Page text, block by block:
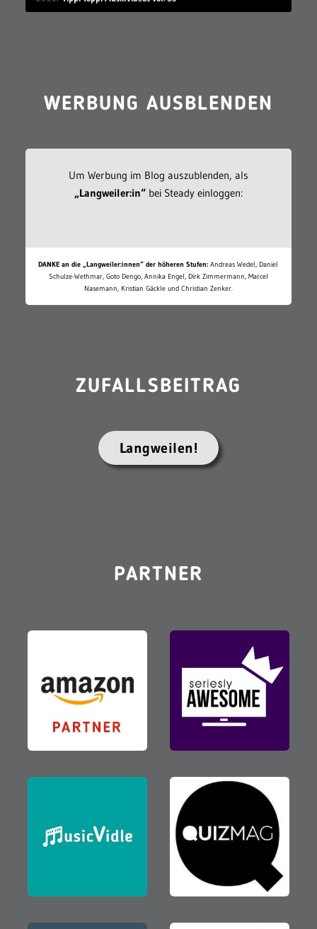
WERBUNG AUSBLENDEN
Um Werbung im Blog auszublenden, als
„Langweiler:in“bei Steady einloggen:
DANKE an die „Langweiler:innen“ der höheren Stufen: Andreas Wedel, Daniel
Schulze-Wethmar, Goto Dengo, Annika Engel, Dirk Zimmermann, Marcel
Nasemann, Kristian Gäckle und Christian Zenker.
ZUFALLSBEITRAG
Langweilen!
PARTNER